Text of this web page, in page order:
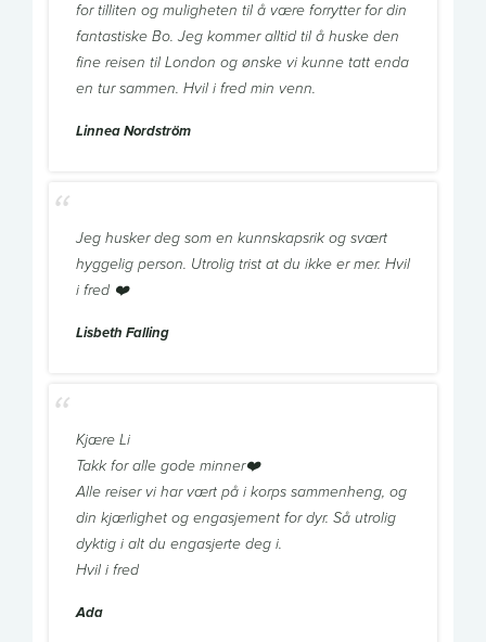
for tilliten og muligheten til å være forrytter for din
fantastiske Bo. Jeg kommer alltid til å huske den
fine reisen til London og ønske vi kunne tatt enda
en tur sammen. Hvil i fred min venn.
Linnea Nordström
Jeg husker deg som en kunnskapsrik og svært
hyggelig person. Utrolig trist at du ikke er mer. Hvil
i fred ❤️
Lisbeth Falling
Kjære Li
Takk for alle gode minner❤️
Alle reiser vi har vært på i korps sammenheng, og
din kjærlighet og engasjement for dyr. Så utrolig
dyktig i alt du engasjerte deg i.
Hvil i fred
Ada